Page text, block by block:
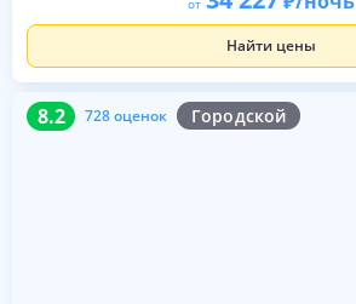
от
Найти цены
8.2 728 оценок Городской
8.2 728 оценок